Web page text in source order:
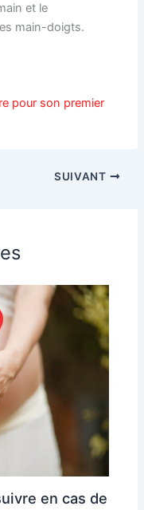
et le
main-doigts.
pour son premier
SUIVANT
en cas de